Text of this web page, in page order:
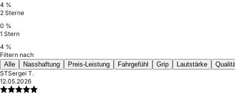
4 %
2 Sterne
0 %
1 Stern
4 %
Filtern nach
Alle
Nasshaftung Preis-Leistung Fahrgefühl Grip Lautstärke
STSergei T.
12.05.2026